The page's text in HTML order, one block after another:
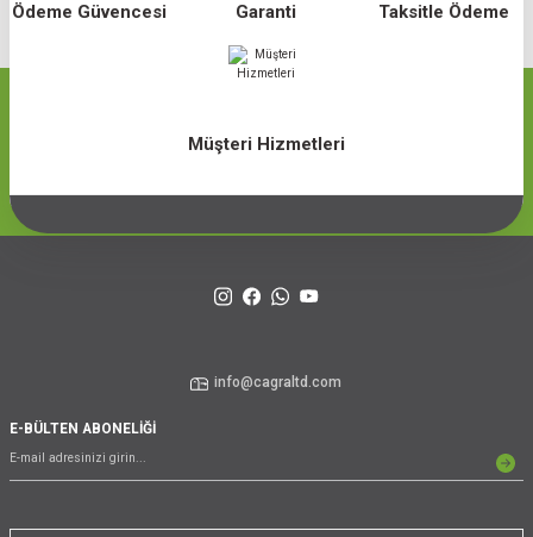
Ödeme Güvencesi Garanti Taksitle Ödeme
Müşteri Hizmetleri
info@cagraltd.com
E-BÜLTEN ABONELİĞİ